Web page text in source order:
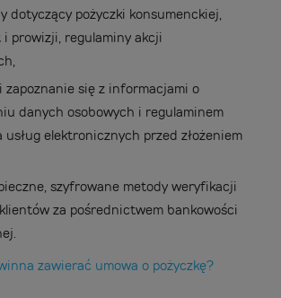
dotyczący pożyczki konsumenckiej,
i prowizji, regulaminy akcji
zapoznanie się z informacjami o
danych osobowych i regulaminem
usług elektronicznych przed złożeniem
szyfrowane metody weryfikacji
za pośrednictwem bankowości
zawierać umowa o pożyczkę?